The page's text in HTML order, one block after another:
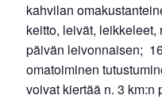
kahvilan
keitto, leivät,
päivän leivonnaisen;
omatoiminen
voivat kiertää n. 3